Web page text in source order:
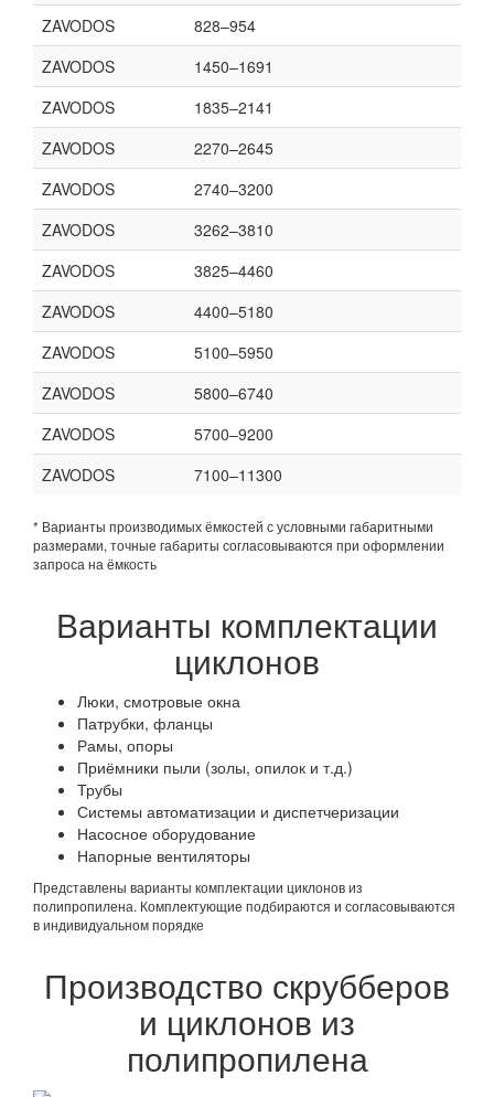
ZAVODOS
828–954
ZAVODOS
1450–1691
ZAVODOS
1835–2141
ZAVODOS
2270–2645
ZAVODOS
2740–3200
ZAVODOS
3262–3810
ZAVODOS
3825–4460
ZAVODOS
4400–5180
ZAVODOS
5100–5950
ZAVODOS
5800–6740
ZAVODOS
5700–9200
ZAVODOS
7100–11300
* Варианты производимых ёмкостей с условными габаритными
размерами, точные габариты согласовываются при оформлении
запроса на ёмкость
Варианты комплектации
циклонов
Люки, смотровые окна
Патрубки, фланцы
Рамы, опоры
Приёмники пыли (золы, опилок и т.д.)
Трубы
Системы автоматизации и диспетчеризации
Насосное оборудование
Напорные вентиляторы
Представлены варианты комплектации циклонов из
полипропилена. Комплектующие подбираются и согласовываются
в индивидуальном порядке
Производство скрубберов
и циклонов из
полипропилена